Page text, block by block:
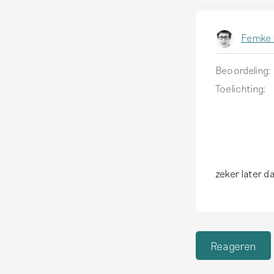
Femke
Beoordeling:
Toelichting:
zeker later
Reageren